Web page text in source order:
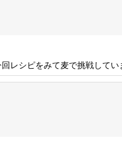
レシピをみて麦で挑戦してい